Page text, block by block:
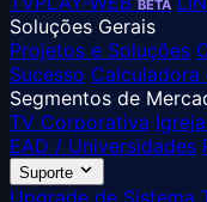
BETA
Soluções Gerais
Projetos e Soluções
Sucesso Calculadora
Segmentos de
TV Corporativa
EAD / Universidades
Suporte
Upgrade de Sistema